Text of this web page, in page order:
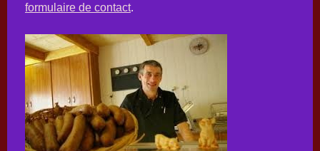
formulaire de contact.